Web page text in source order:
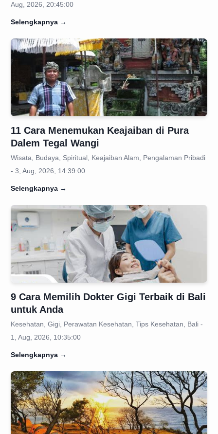
Aug, 2026, 20:45:00
Selengkapnya →
11 Cara Menemukan Keajaiban di Pura
Dalem Tegal Wangi
Wisata, Budaya, Spiritual, Keajaiban Alam, Pengalaman Pribadi
- 3, Aug, 2026, 14:39:00
Selengkapnya →
9 Cara Memilih Dokter Gigi Terbaik di Bali
untuk Anda
Kesehatan, Gigi, Perawatan Kesehatan, Tips Kesehatan, Bali -
1, Aug, 2026, 10:35:00
Selengkapnya →